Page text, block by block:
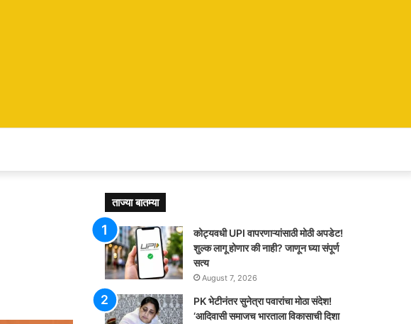
ताज्या बातम्या
कोट्यवधी UPI वापरणाऱ्यांसाठी मोठी अपडेट!
शुल्क लागू होणार की नाही? जाणून घ्या संपूर्ण
सत्य
August 7, 2026
PK भेटीनंतर सुनेत्रा पवारांचा मोठा संदेश!
‘आदिवासी समाजच भारताला विकासाची दिशा